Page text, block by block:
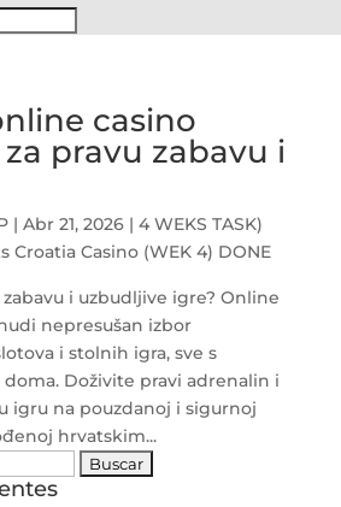
casino
pravu zabavu i
| Abr 21, 2026| 4 WEKS TASK)
Croatia Casino (WEK 4) DONE
i uzbudljive igre? Online
nepresušan izbor
i stolnih igra, sve s
Doživite pravi adrenalin i
igru na pouzdanoj i sigurnoj
hrvatskim...